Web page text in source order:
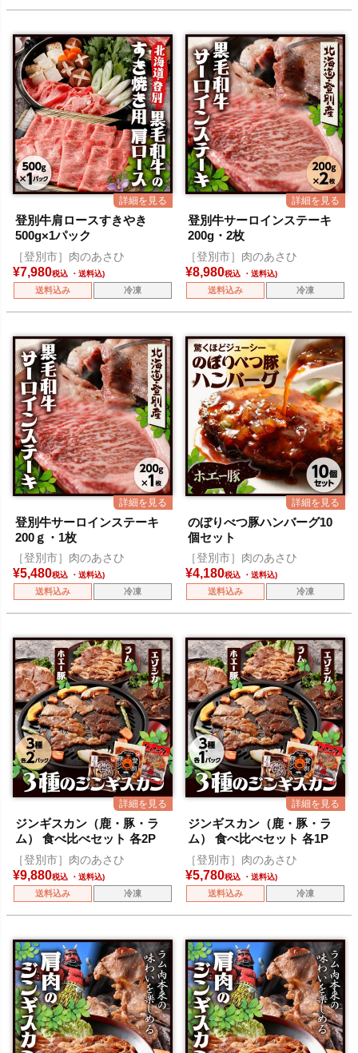
登別牛肩ロースすきやき
500g×1パック
［登別市］肉のあさひ
¥7,980税込
送料込み 冷凍
登別牛サーロインステーキ
200g・2枚
［登別市］肉のあさひ
¥8,980税込
送料込み 冷凍
登別牛サーロインステーキ
200ｇ・1枚
［登別市］肉のあさひ
¥5,480税込
送料込み 冷凍
のぼりべつ豚ハンバーグ10
個セット
［登別市］肉のあさひ
¥4,180税込
送料込み 冷凍
ジンギスカン（鹿・豚・ラ
ム） 食べ比べセット 各2P
［登別市］肉のあさひ
¥9,880税込
送料込み 冷凍
ジンギスカン（鹿・豚・ラ
ム） 食べ比べセット 各1P
［登別市］肉のあさひ
¥5,780税込
送料込み 冷凍